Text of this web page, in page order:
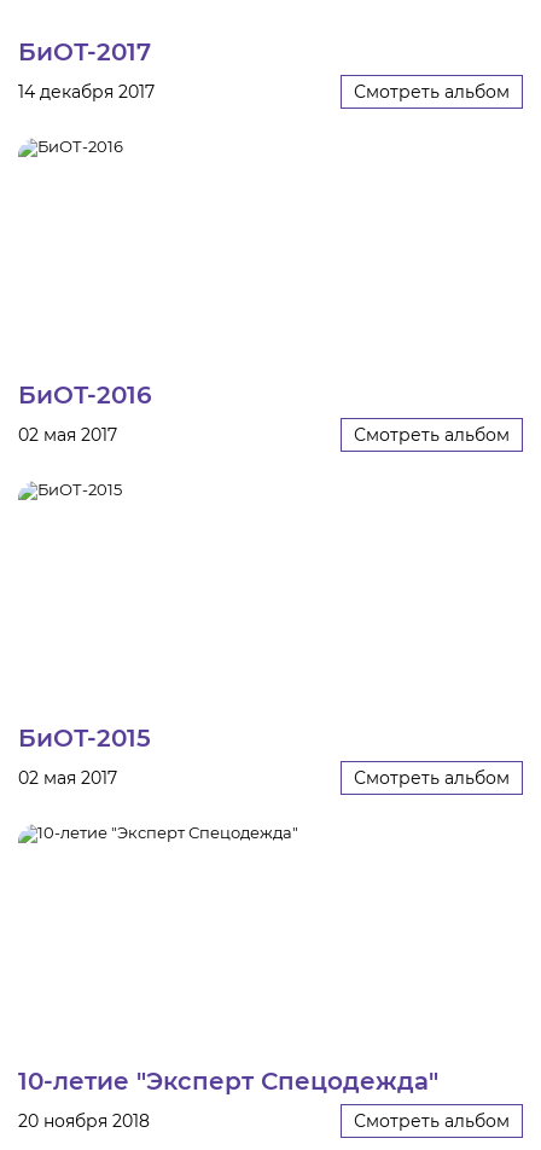
БиОТ-2017
14 декабря 2017 Смотреть альбом
БиОТ-2016
02 мая 2017 Смотреть альбом
БиОТ-2015
02 мая 2017 Смотреть альбом
10-летие "Эксперт Спецодежда"
20 ноября 2018 Смотреть альбом